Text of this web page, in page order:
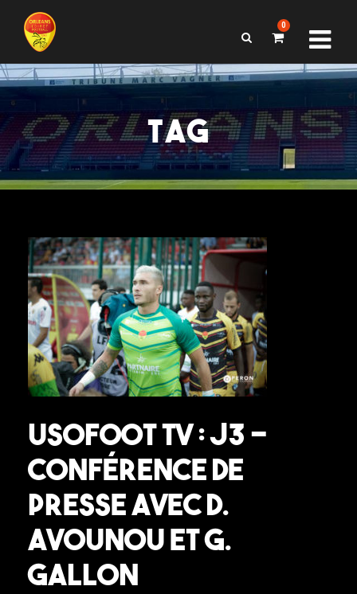
0
TAG
USOFOOT TV : J3 –
Conférence de
presse avec D.
Avounou et G.
Gallon